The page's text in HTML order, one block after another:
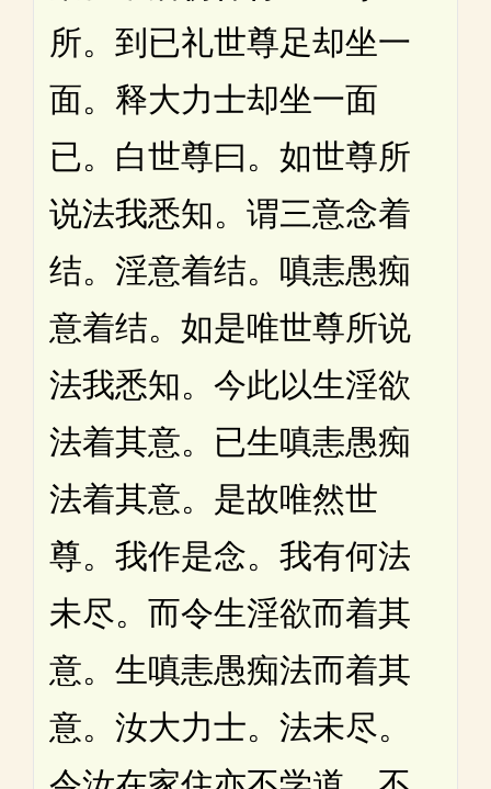
所。到已礼世尊足却坐一
面。释大力士却坐一面
已。白世尊曰。如世尊所
说法我悉知。谓三意念着
结。淫意着结。嗔恚愚痴
意着结。如是唯世尊所说
法我悉知。今此以生淫欲
法着其意。已生嗔恚愚痴
法着其意。是故唯然世
尊。我作是念。我有何法
未尽。而令生淫欲而着其
意。生嗔恚愚痴法而着其
意。汝大力士。法未尽。